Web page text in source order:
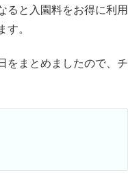
ると入園料をお得に利用
す。
をまとめましたので、チ